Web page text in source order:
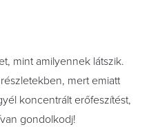
mint amilyennek látszik.
mert emiatt
koncentrált erőfeszítést,
gondolkodj!